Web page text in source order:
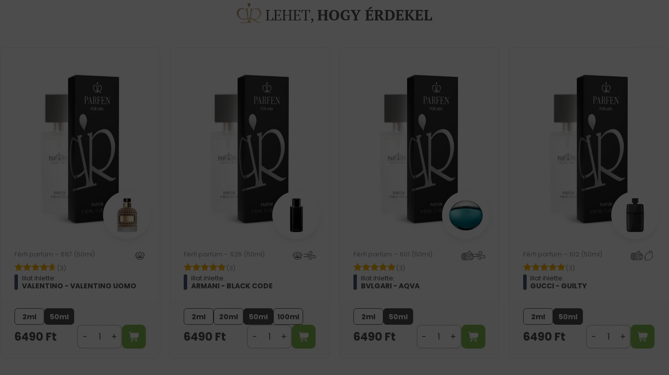
LEHET, HOGY ÉRDEKEL
Férfi parfüm – 697 (50ml)
(3)
Illat ihlette:
VALENTINO - VALENTINO UOMO
2ml 50ml
6490 Ft
Férfi parfüm – 626 (50ml)
(3)
Illat ihlette:
ARMANI - BLACK CODE
2ml 20ml 50ml 100ml
6490 Ft
Férfi parfüm – 601 (50ml)
(3)
Illat ihlette:
BVLGARI - AQVA
2ml 50ml
6490 Ft
Férfi parfüm – 612 (50ml)
(3)
Illat ihlette:
GUCCI - GUILTY
2ml 50ml
6490 Ft